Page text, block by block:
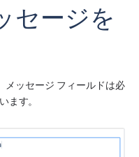
セージを
メッセージ フィールドは必
ます。